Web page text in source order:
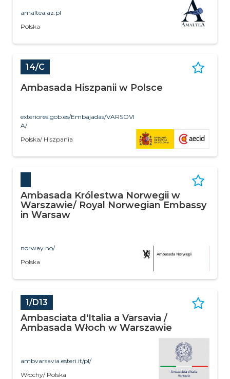
amaltea.az.pl
Polska
14/C
Ambasada Hiszpanii w Polsce
exteriores.gob.es/Embajadas/VARSOVI
A/
Polska/ Hiszpania
Ambasada Królestwa Norwegii w
Warszawie/ Royal Norwegian Embassy
in Warsaw
norway.no/
Polska
1/D13
Ambasciata d'Italia a Varsavia /
Ambasada Włoch w Warszawie
ambvarsavia.esteri.it/pl/
Włochy/ Polska